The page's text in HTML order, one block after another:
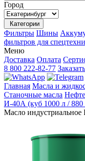
Город
Категории
Фильтры Шины
фильтров для
Меню
Доставка Оплата
8 800 222-82-77
Главная Масла и
Станочные масла
И-40А (куб 1000 л / 880
Масло